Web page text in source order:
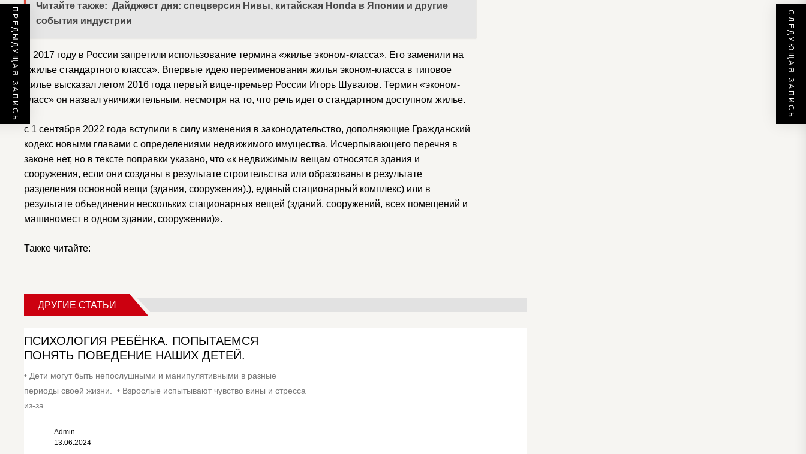
Читайте также: Дайджест дня: спецверсия Нивы, китайская Honda в Японии и другие
события индустрии
В 2017 году в России запретили использование термина «жилье эконом-класса». Его заменили на
«жилье стандартного класса». Впервые идею переименования жилья эконом-класса в типовое
жилье высказал летом 2016 года первый вице-премьер России Игорь Шувалов. Термин «эконом-
класс» он назвал уничижительным, несмотря на то, что речь идет о стандартном доступном жилье.
с 1 сентября 2022 года вступили в силу изменения в законодательство, дополняющие Гражданский
кодекс новыми главами с определениями недвижимого имущества. Исчерпывающего перечня в
законе нет, но в тексте поправки указано, что «к недвижимым вещам относятся здания и
сооружения, если они созданы в результате строительства или образованы в результате
разделения основной вещи (здания, сооружения).), единый стационарный комплекс) или в
результате объединения нескольких стационарных вещей (зданий, сооружений, всех помещений и
машиномест в одном здании, сооружении)».
Также читайте:
ПРЕДЫДУЩАЯ ЗАПИСЬ СЛЕДУЮЩАЯ ЗАПИСЬ
ДРУГИЕ СТАТЬИ
ПСИХОЛОГИЯ РЕБЁНКА. ПОПЫТАЕМСЯ
ПОНЯТЬ ПОВЕДЕНИЕ НАШИХ ДЕТЕЙ.
• Дети могут быть непослушными и манипулятивными в разные
периоды своей жизни. • Взрослые испытывают чувство вины и стресса
из-за...
Admin
13.06.2024